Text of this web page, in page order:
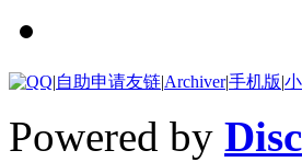
|自助申请友链|Archiver|手机版|
Powered by